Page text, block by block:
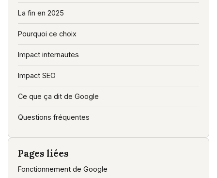
La fin en 2025
Pourquoi ce choix
Impact internautes
Impact SEO
Ce que ça dit de Google
Questions fréquentes
Pages liées
Fonctionnement de Google